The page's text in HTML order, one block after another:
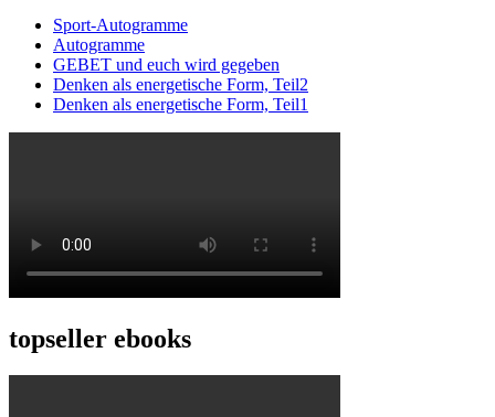
Sport-Autogramme
Autogramme
GEBET und euch wird gegeben
Denken als energetische Form, Teil2
Denken als energetische Form, Teil1
topseller ebooks